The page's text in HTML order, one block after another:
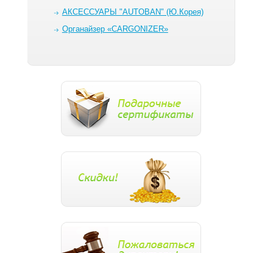
АКСЕССУАРЫ "AUTOBAN" (Ю.Корея)
Органайзер «CARGONIZER»